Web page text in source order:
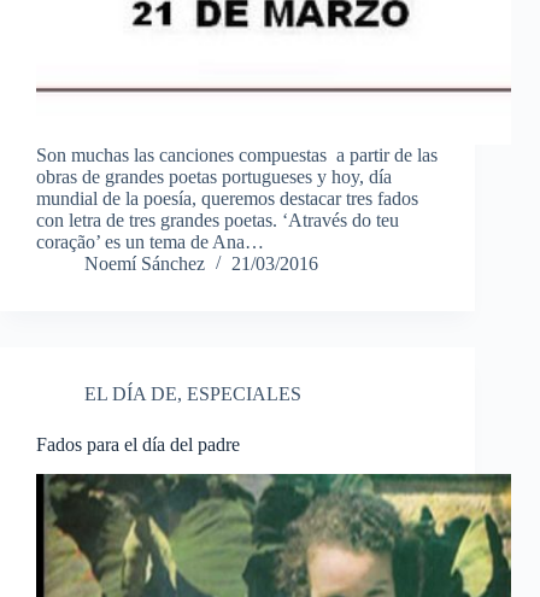
Son muchas las canciones compuestas a partir de las
obras de grandes poetas portugueses y hoy, día
mundial de la poesía, queremos destacar tres fados
con letra de tres grandes poetas. ‘Através do teu
coração’ es un tema de Ana…
Noemí Sánchez
21/03/2016
EL DÍA DE, ESPECIALES
Fados para el día del padre